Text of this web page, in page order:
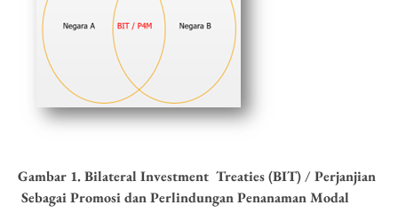
Gambar 1.Bilateral Investment Treaties (BIT) / Perjanjian
SebagaiPromosi dan Perlindungan Penanaman Modal